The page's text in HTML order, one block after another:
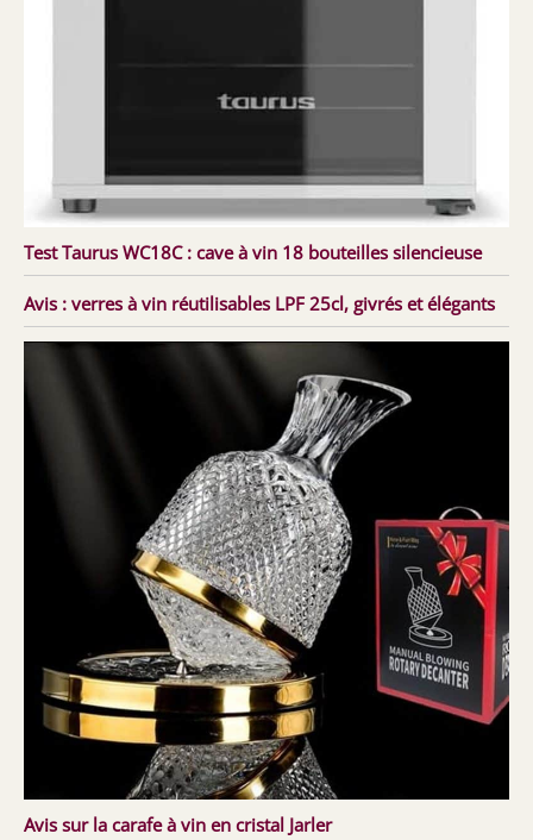
Test Taurus WC18C : cave à vin 18 bouteilles silencieuse
Avis : verres à vin réutilisables LPF 25cl, givrés et élégants
Avis sur la carafe à vin en cristal Jarler